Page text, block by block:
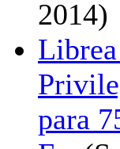
2014)
para